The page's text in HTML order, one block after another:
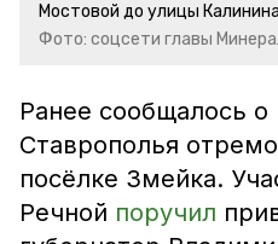
Мостовой до улицы
Фото: соцсети главы
Ранее сообщалось о
Ставрополья
посёлке Змейка.
Речной поручил